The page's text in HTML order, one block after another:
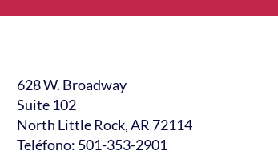
628 W. Broadway
Suite 102
North Little Rock, AR 72114
Teléfono: 501-353-2901